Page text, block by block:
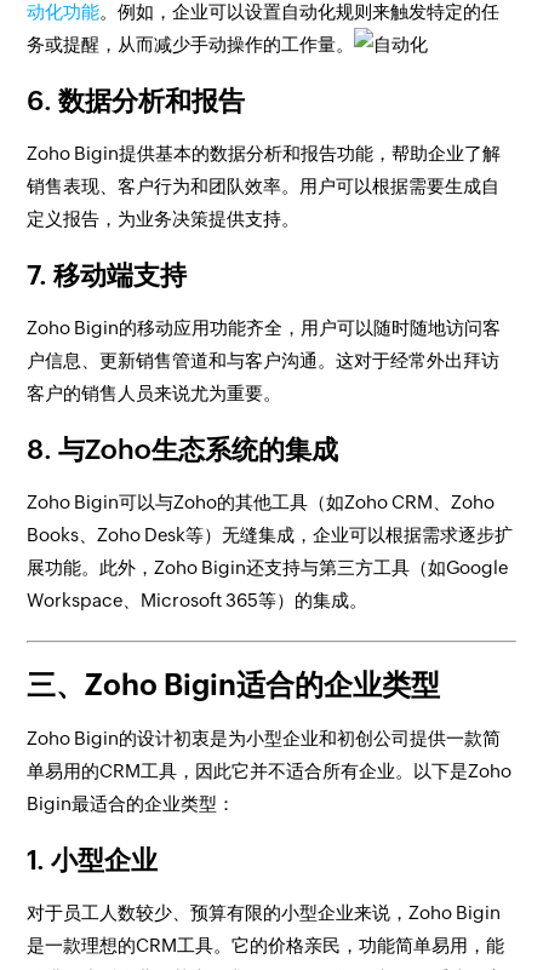
动化功能。例如，企业可以设置自动化规则来触发特定的任
务或提醒，从而减少手动操作的工作量。
6.数据分析和报告
Zoho Bigin提供基本的数据分析和报告功能，帮助企业了解
销售表现、客户行为和团队效率。用户可以根据需要生成自
定义报告，为业务决策提供支持。
7.移动端支持
Zoho Bigin的移动应用功能齐全，用户可以随时随地访问客
户信息、更新销售管道和与客户沟通。这对于经常外出拜访
客户的销售人员来说尤为重要。
8.与Zoho生态系统的集成
Zoho Bigin可以与Zoho的其他工具（如Zoho CRM、Zoho
Books、Zoho Desk等）无缝集成，企业可以根据需求逐步扩
展功能。此外，Zoho Bigin还支持与第三方工具（如Google
Workspace、Microsoft 365等）的集成。
三、Zoho Bigin适合的企业类型
Zoho Bigin的设计初衷是为小型企业和初创公司提供一款简
单易用的CRM工具，因此它并不适合所有企业。以下是Zoho
Bigin最适合的企业类型：
1.小型企业
对于员工人数较少、预算有限的小型企业来说，Zoho Bigin
是一款理想的CRM工具。它的价格亲民，功能简单易用，能